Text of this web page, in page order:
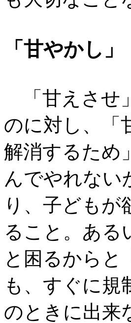
「甘やかし」
「甘えさせ
のに対し、「
解消するため
んでやれない
り、子ども
ること。ある
と困るからと
も、すぐに規
のときに出来